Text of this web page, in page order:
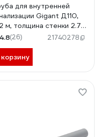
для внутренней
Gigant Д110,
м, толщина стенки 2.7
GSG-26
4.8(26) 21740278